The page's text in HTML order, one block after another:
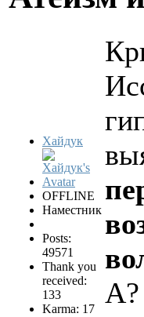
Хайдук
OFFLINE
Наместник
Posts:
49571
Thank you
received:
133
Karma: 17
А?